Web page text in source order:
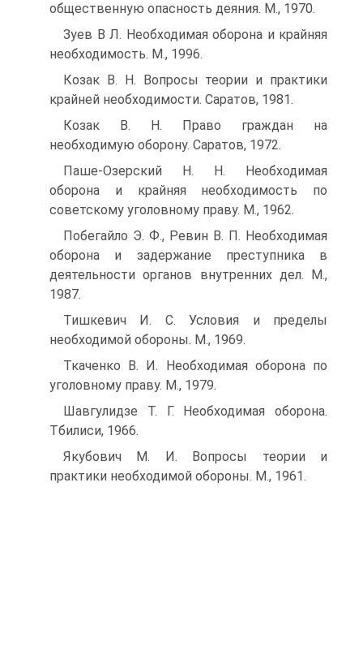
общественную опасность деяния. М., 1970.
Зуев В Л. Необходимая оборона и крайняя
необходимость. М., 1996.
Козак В. Н. Вопросы теории и практики
крайней необходимости. Саратов, 1981.
Козак В. Н. Право граждан на
необходимую оборону. Саратов, 1972.
Паше-Озерский Н. Н. Необходимая
оборона и крайняя необходимость по
советскому уголовному праву. М., 1962.
Побегайло Э. Ф., Ревин В. П. Необходимая
оборона и задержание преступника в
деятельности органов внутренних дел. М.,
1987.
Тишкевич И. С. Условия и пределы
необходимой обороны. М., 1969.
Ткаченко В. И. Необходимая оборона по
уголовному праву. М., 1979.
Шавгулидзе Т. Г. Необходимая оборона.
Тбилиси, 1966.
Якубович М. И. Вопросы теории и
практики необходимой обороны. М., 1961.